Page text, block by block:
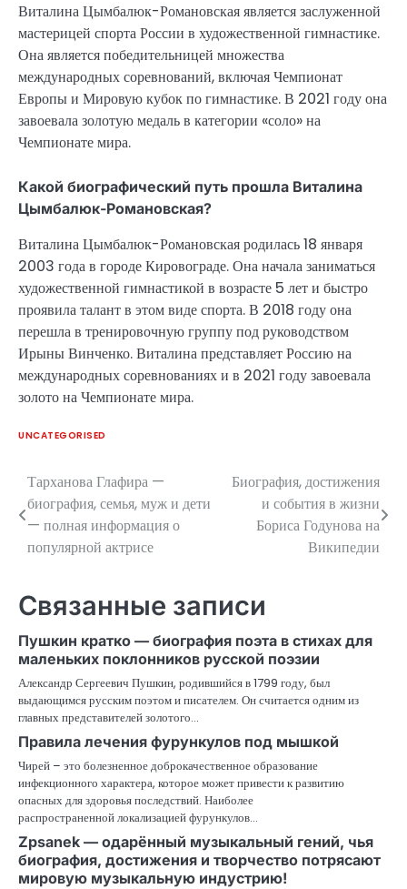
Виталина Цымбалюк-Романовская является заслуженной
мастерицей спорта России в художественной гимнастике.
Она является победительницей множества
международных соревнований, включая Чемпионат
Европы и Мировую кубок по гимнастике. В 2021 году она
завоевала золотую медаль в категории «соло» на
Чемпионате мира.
Какой биографический путь прошла Виталина
Цымбалюк-Романовская?
Виталина Цымбалюк-Романовская родилась 18 января
2003 года в городе Кировограде. Она начала заниматься
художественной гимнастикой в возрасте 5 лет и быстро
проявила талант в этом виде спорта. В 2018 году она
перешла в тренировочную группу под руководством
Ирыны Винченко. Виталина представляет Россию на
международных соревнованиях и в 2021 году завоевала
золото на Чемпионате мира.
UNCATEGORISED
Навигация
по
записям
Тарханова Глафира —
биография, семья, муж и дети
— полная информация о
популярной актрисе
Биография, достижения
и события в жизни
Бориса Годунова на
Википедии
Связанные записи
Пушкин кратко — биография поэта в стихах для
маленьких поклонников русской поэзии
Александр Сергеевич Пушкин, родившийся в 1799 году, был
выдающимся русским поэтом и писателем. Он считается одним из
главных представителей золотого…
Правила лечения фурункулов под мышкой
Чирей – это болезненное доброкачественное образование
инфекционного характера, которое может привести к развитию
опасных для здоровья последствий. Наиболее
распространенной локализацией фурункулов…
Zpsanek — одарённый музыкальный гений, чья
биография, достижения и творчество потрясают
мировую музыкальную индустрию!